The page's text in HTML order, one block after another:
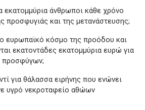
εκατομμύρια άνθρωποι κάθε χρόνο
προσφυγιάς και της μετανάστευσης;
ευρωπαϊκό κόσμο της προόδου και
εκατοντάδες εκατομμύρια ευρώ για
προσφύγων;
για θάλασσα ειρήνης που ενώνει
υγρό νεκροταφείο αθώων